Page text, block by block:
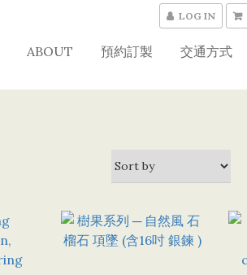
LOG IN
ABOUT 預約訂製 交通方式